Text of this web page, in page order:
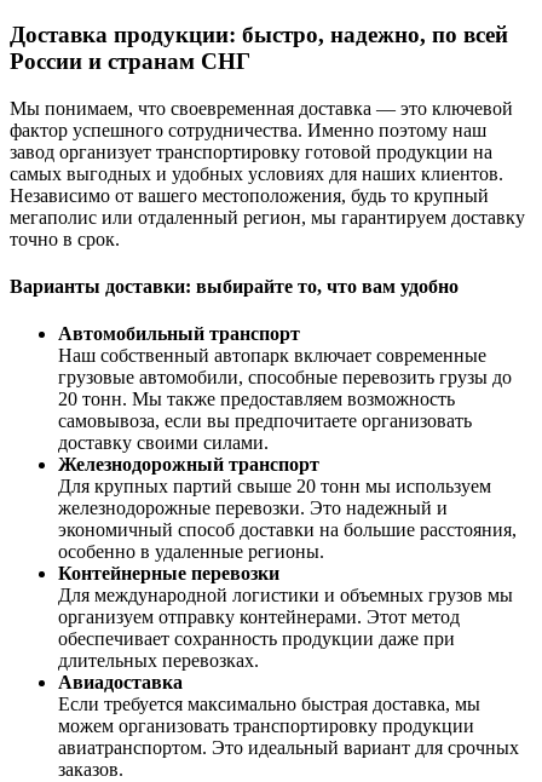
Доставка продукции: быстро, надежно, по всей
России и странам СНГ
Мы понимаем, что своевременная доставка — это ключевой
фактор успешного сотрудничества. Именно поэтому наш
завод организует транспортировку готовой продукции на
самых выгодных и удобных условиях для наших клиентов.
Независимо от вашего местоположения, будь то крупный
мегаполис или отдаленный регион, мы гарантируем доставку
точно в срок.
Варианты доставки: выбирайте то, что вам удобно
Автомобильный транспорт
Наш собственный автопарк включает современные
грузовые автомобили, способные перевозить грузы до
20 тонн. Мы также предоставляем возможность
самовывоза, если вы предпочитаете организовать
доставку своими силами.
Железнодорожный транспорт
Для крупных партий свыше 20 тонн мы используем
железнодорожные перевозки. Это надежный и
экономичный способ доставки на большие расстояния,
особенно в удаленные регионы.
Контейнерные перевозки
Для международной логистики и объемных грузов мы
организуем отправку контейнерами. Этот метод
обеспечивает сохранность продукции даже при
длительных перевозках.
Авиадоставка
Если требуется максимально быстрая доставка, мы
можем организовать транспортировку продукции
авиатранспортом. Это идеальный вариант для срочных
заказов.